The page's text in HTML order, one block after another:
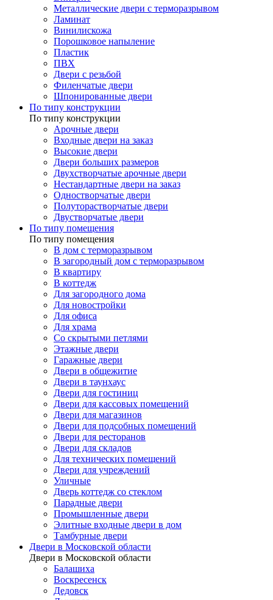
Металлические двери с терморазрывом
Ламинат
Винилискожа
Порошковое напыление
Пластик
ПВХ
Двери с резьбой
Филенчатые двери
Шпонированные двери
По типу конструкции
По типу конструкции
Арочные двери
Входные двери на заказ
Высокие двери
Двери больших размеров
Двухстворчатые арочные двери
Нестандартные двери на заказ
Одностворчатые двери
Полуторастворчатые двери
Двустворчатые двери
По типу помещения
По типу помещения
В дом с терморазрывом
В загородный дом с терморазрывом
В квартиру
В коттедж
Для загородного дома
Для новостройки
Для офиса
Для храма
Со скрытыми петлями
Этажные двери
Гаражные двери
Двери в общежитие
Двери в таунхаус
Двери для гостиниц
Двери для кассовых помещений
Двери для магазинов
Двери для подсобных помещений
Двери для ресторанов
Двери для складов
Для технических помещений
Двери для учреждений
Уличные
Дверь коттедж со стеклом
Парадные двери
Промышленные двери
Элитные входные двери в дом
Тамбурные двери
Двери в Московской области
Двери в Московской области
Балашиха
Воскресенск
Дедовск